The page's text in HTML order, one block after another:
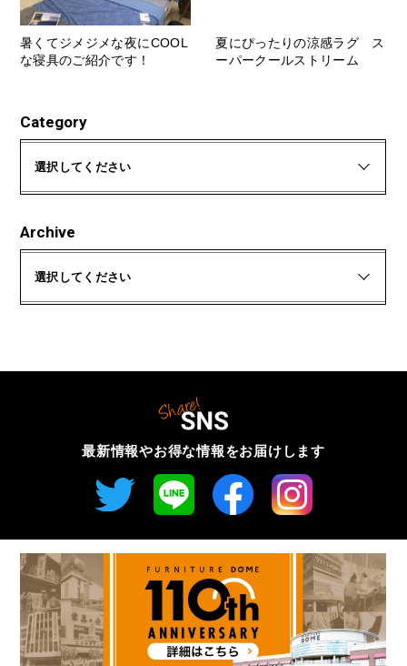
暑くてジメジメな夜にCOOL
な寝具のご紹介です！
夏にぴったりの涼感ラグ ス
ーパークールストリーム
Category
選択してください
Archive
選択してください
最新情報やお得な情報をお届けします